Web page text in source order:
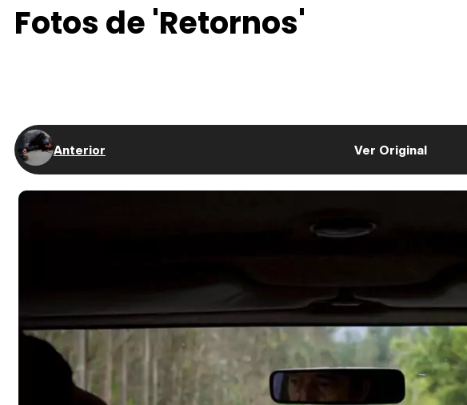
Fotos de 'Retornos'
Anterior Ver Original